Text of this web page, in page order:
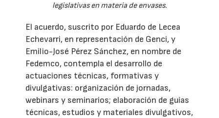
legislativas en materia de envases.
El acuerdo, suscrito por Eduardo de Lecea
Echevarri, en representación de Genci, y
Emilio-José Pérez Sánchez, en nombre de
Fedemco, contempla el desarrollo de
actuaciones técnicas, formativas y
divulgativas: organización de jornadas,
webinars y seminarios; elaboración de guías
técnicas, estudios y materiales divulgativos,